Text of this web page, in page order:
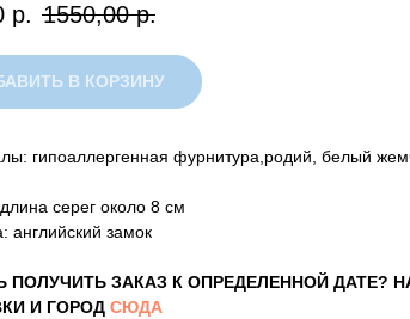
р. 1550,00 р.
В КОРЗИНУ
гипоаллергенная фурнитура,родий, белый
серег около 8 см
английский замок
ПОЛУЧИТЬ ЗАКАЗ К ОПРЕДЕЛЕННОЙ ДАТЕ?
И ГОРОД СЮДА